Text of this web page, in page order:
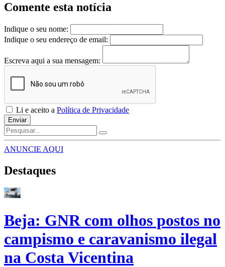
Comente esta notícia
Indique o seu nome:
Indique o seu endereço de email:
Escreva aqui a sua mensagem:
Li e aceito a Política de Privacidade
Enviar
ANUNCIE AQUI
Destaques
Beja: GNR com olhos postos no
campismo e caravanismo ilegal
na Costa Vicentina